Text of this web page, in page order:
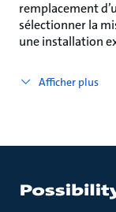
remplacement
sélectionner la
une installation
Afficher plus